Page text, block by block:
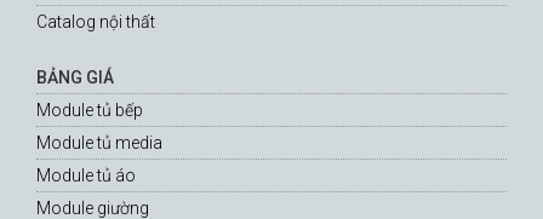
Catalog nội thất
BẢNG GIÁ
Module tủ bếp
Module tủ media
Module tủ áo
Module giường